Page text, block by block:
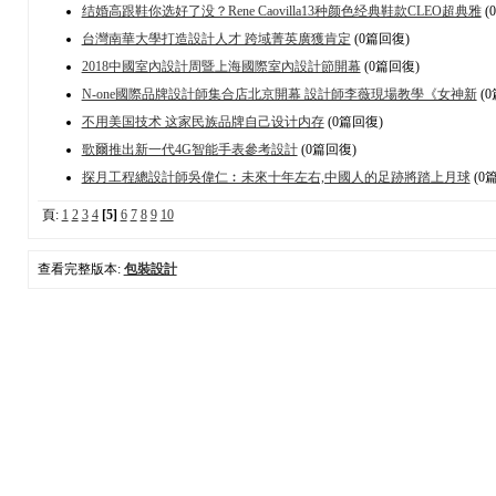
结婚高跟鞋你选好了没？Rene Caovilla13种颜色经典鞋款CLEO超典雅(0
台灣南華大學打造設計人才 跨域菁英廣獲肯定 (0篇回復)
2018中國室內設計周暨上海國際室內設計節開幕(0篇回復)
N-one國際品牌設計師集合店北京開幕 設計師李薇現場教學《女神新(0
不用美国技术 这家民族品牌自己设计内存(0篇回復)
歌爾推出新一代4G智能手表參考設計(0篇回復)
探月工程總設計師吳偉仁︰未來十年左右,中國人的足跡將踏上月球(0
頁: 1 2 3 4 [5] 6 7 8 9 10
查看完整版本: 包裝設計